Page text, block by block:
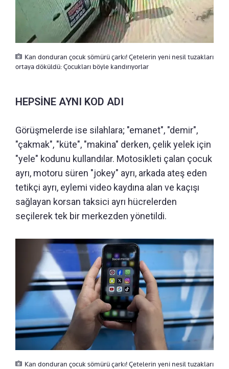
Kan donduran çocuk sömürü çarkı! Çetelerin yeni nesil tuzakları
ortaya döküldü: Çocukları böyle kandırıyorlar
HEPSİNE AYNI KOD ADI
Görüşmelerde ise silahlara; "emanet", "demir",
"çakmak", "küte", "makina" derken, çelik yelek için
"yele" kodunu kullandılar. Motosikleti çalan çocuk
ayrı, motoru süren "jokey" ayrı, arkada ateş eden
tetikçi ayrı, eylemi video kaydına alan ve kaçışı
sağlayan korsan taksici ayrı hücrelerden
seçilerek tek bir merkezden yönetildi.
Kan donduran çocuk sömürü çarkı! Çetelerin yeni nesil tuzakları